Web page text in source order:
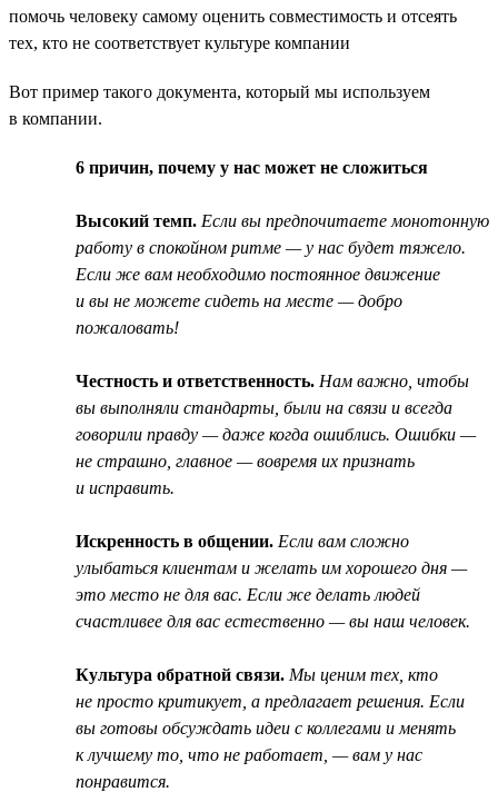
помочь человеку самому оценить совместимость и отсеять
тех, кто не соответствует культуре компании
Вот пример такого документа, который мы используем
в компании.
6 причин, почему у нас может не сложиться
Высокий темп. Если вы предпочитаете монотонную
работу в спокойном ритме — у нас будет тяжело.
Если же вам необходимо постоянное движение
и вы не можете сидеть на месте — добро
пожаловать!
Честность и ответственность. Нам важно, чтобы
вы выполняли стандарты, были на связи и всегда
говорили правду — даже когда ошиблись. Ошибки —
не страшно, главное — вовремя их признать
и исправить.
Искренность в общении. Если вам сложно
улыбаться клиентам и желать им хорошего дня —
это место не для вас. Если же делать людей
счастливее для вас естественно — вы наш человек.
Культура обратной связи. Мы ценим тех, кто
не просто критикует, а предлагает решения. Если
вы готовы обсуждать идеи с коллегами и менять
к лучшему то, что не работает, — вам у нас
понравится.